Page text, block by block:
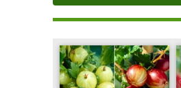
Antwort von Baldur:
Ja, das ist bei
Christina B.